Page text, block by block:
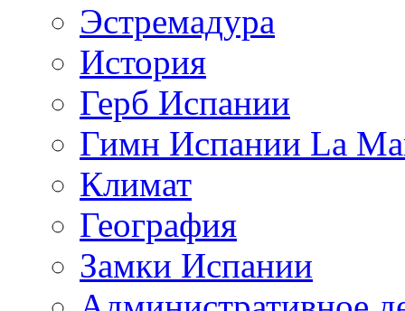
Эстремадура
История
Герб Испании
Гимн Испании La
Климат
География
Замки Испании